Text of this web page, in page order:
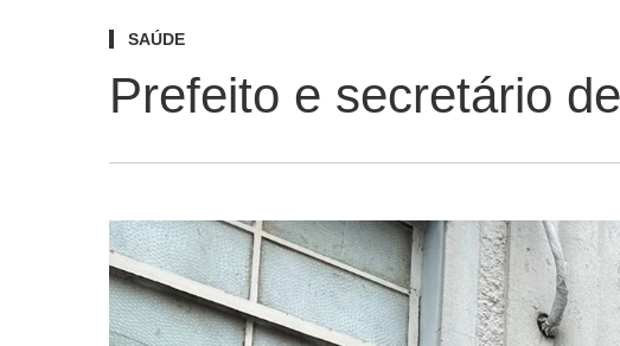
SAÚDE
Prefeito e secretário